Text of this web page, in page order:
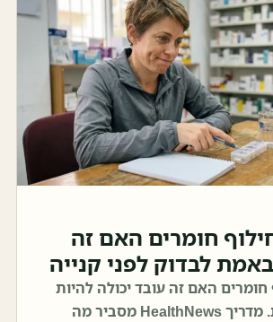
חומרים האם זה
לבדוק לפני קנייה
חומרים האם זה עובד יכולה להיות
שאלה מבלבלת. מדריך HealthNews מסביר מה